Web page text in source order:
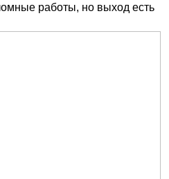
работы, но выход есть